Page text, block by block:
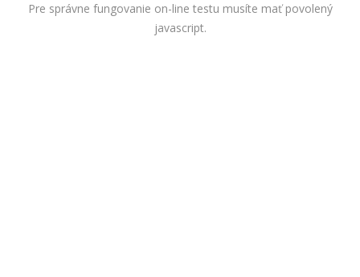
Pre správne fungovanie on-line testu musíte mať povolený
javascript.